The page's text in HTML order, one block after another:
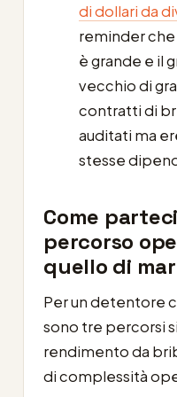
di dollari da
reminder
è grande e il
vecchio di
contratti di
auditati ma
stesse
Come
percorso
quello di
Per un detentore
sono tre percorsi
rendimento da
di complessità